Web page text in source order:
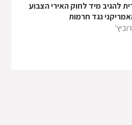
להגיב מיד לחוק האירי הצבוע
נגד חרמות